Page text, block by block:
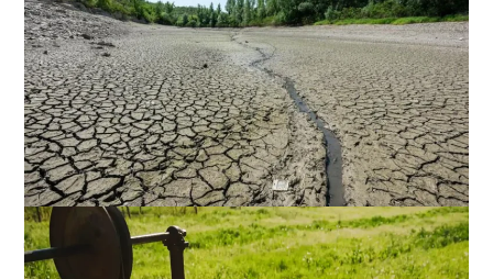
Днестр рекордно обмелел: одесситов просят срочно
экономить воду
2